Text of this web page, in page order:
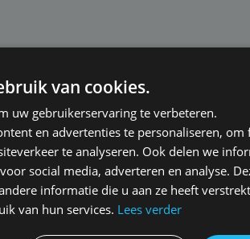
vorm van goed ondernemerschap.
van je recht is logisch.
voor je gezondheid als voor je
en herstel nodig als er iets
kracht, als je op tijd aan de bel
van cookies.
uw gebruikerservaring te verbeteren.
en advertenties te personaliseren, om
te analyseren. Ook delen we
social media, adverteren en analyse.
informatie die u aan ze heeft
van hun services. Lees verder